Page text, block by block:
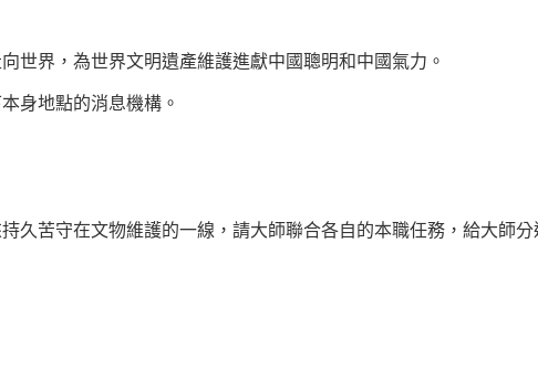
世界，為世界文明遺產維護進獻中國聰明和中國氣力。
身地點的消息機構。
久苦守在文物維護的一線，請大師聯合各自的本職任務，給大師